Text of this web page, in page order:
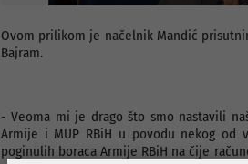
Ovom prilikom je načelnik Mandić
Bajram.
- Veoma mi je drago što smo nastavili
Armije i MUP RBiH u povodu nekog od
poginulih boraca Armije RBiH na čije